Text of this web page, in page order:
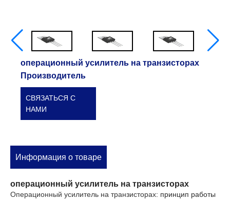
операционный усилитель на транзисторах
Производитель
СВЯЗАТЬСЯ С
НАМИ
Информация о товаре
операционный усилитель на транзисторах
Операционный усилитель на транзисторах: принцип работы